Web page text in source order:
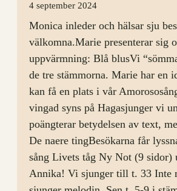
4 september 2024
Monica inleder och hälsar sju
välkomna.Marie presenterar sig
uppvärmning: Blå blusVi
de tre stämmorna. Marie har en
kan få en plats i vår
vingad syns på Hagasjunger vi
poängterar betydelsen av text,
De naere tingBesökarna får
sång Livets tåg Ny Not (9 sidor)
Annika! Vi sjunger till t. 33 Inte